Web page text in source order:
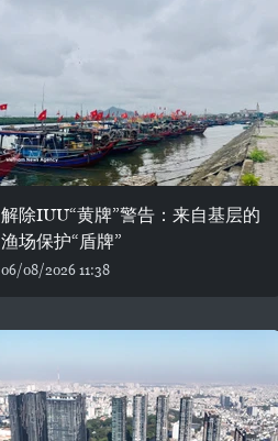
解除IUU“黄牌”警告：来自基层的
渔场保护“盾牌”
06/08/2026 11:38